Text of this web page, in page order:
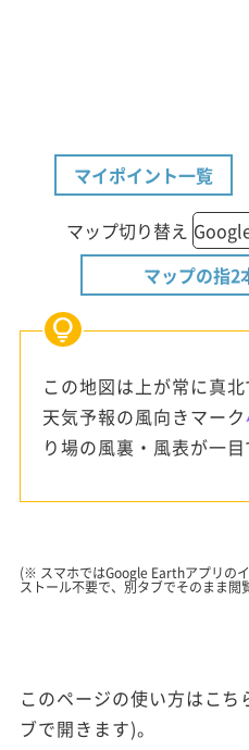
マイポイント一覧
マップ切り替え
マップの指2
この地図は上が常に真北
天気予報の風向きマーク
り場の風裏・風表が一目
(※ スマホではGoogle Earthアプリの
ストール不要で、別タブでそのまま閲
このページの使い方はこ
ブで開きます)。